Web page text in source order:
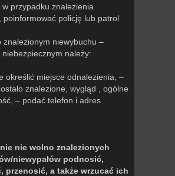
przypadku znalezienia
poinformować policję lub patrol
znalezionym niewybuchu –
należy:
określić miejsce odnalezienia, –
znalezione, wygląd , ogólne
– podać telefon i adres
nie wolno znalezionych
niewypałów podnosić,
przenosić, a także wrzucać ich